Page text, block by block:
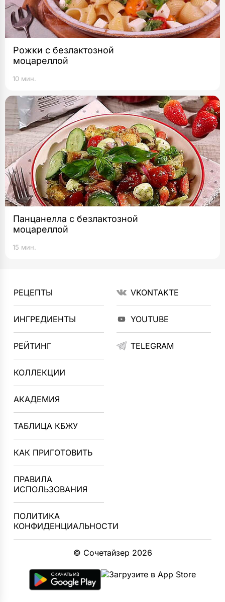
Рожки с безлактозной
моцареллой
10 мин.
Панцанелла с безлактозной
моцареллой
15 мин.
РЕЦЕПТЫ
ИНГРЕДИЕНТЫ
РЕЙТИНГ
КОЛЛЕКЦИИ
АКАДЕМИЯ
ТАБЛИЦА КБЖУ
КАК ПРИГОТОВИТЬ
ПРАВИЛА
ИСПОЛЬЗОВАНИЯ
ПОЛИТИКА
КОНФИДЕНЦИАЛЬНОСТИ
VKONTAKTE
YOUTUBE
TELEGRAM
© Сочетайзер 2026